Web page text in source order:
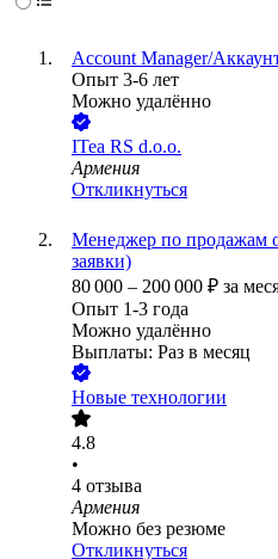
Account Manager/
Опыт 3-6 лет
Можно удалённо
ITea RS d.o.o.
Армения
Откликнуться
Менеджер по продажам
заявки)
80 000 – 200 000 ₽ за
Опыт 1-3 года
Можно удалённо
Выплаты: Раз в месяц
Новые технологии
4.8
•
4 отзыва
Армения
Можно без резюме
Откликнуться